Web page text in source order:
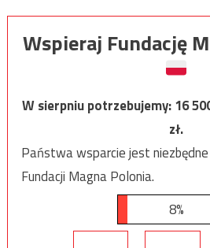
Wspieraj Fundację
W sierpniu potrzebujemy:16
zł.
Państwa wsparcie jest
Fundacji Magna Polonia.
8%